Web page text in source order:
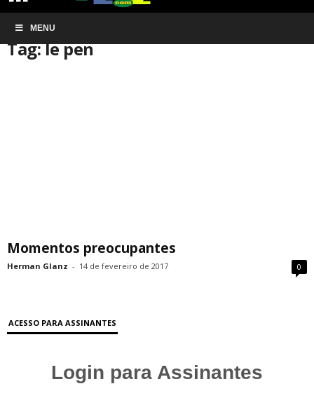
MENU
Início Tags
Tag: le pen
Momentos preocupantes
Herman Glanz - 14 de fevereiro de 2017 0
ACESSO PARA ASSINANTES
Login para Assinantes